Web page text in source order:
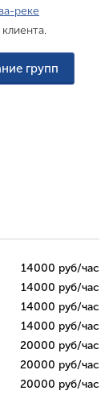
реке
групп
14000 руб/час
14000 руб/час
14000 руб/час
14000 руб/час
20000 руб/час
20000 руб/час
20000 руб/час